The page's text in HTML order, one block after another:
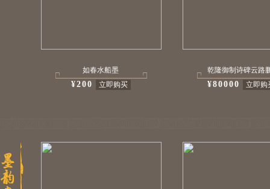
如春水船墨
¥200 立即购买
乾隆御制诗碑云路
¥80000 立即购